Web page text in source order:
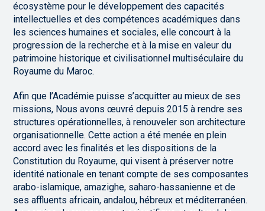
écosystème pour le développement des capacités
intellectuelles et des compétences académiques dans
les sciences humaines et sociales, elle concourt à la
progression de la recherche et à la mise en valeur du
patrimoine historique et civilisationnel multiséculaire du
Royaume du Maroc.
Afin que l’Académie puisse s’acquitter au mieux de ses
missions, Nous avons œuvré depuis 2015 à rendre ses
structures opérationnelles, à renouveler son architecture
organisationnelle. Cette action a été menée en plein
accord avec les finalités et les dispositions de la
Constitution du Royaume, qui visent à préserver notre
identité nationale en tenant compte de ses composantes
arabo-islamique, amazighe, saharo-hassanienne et de
ses affluents africain, andalou, hébreux et méditerranéen.